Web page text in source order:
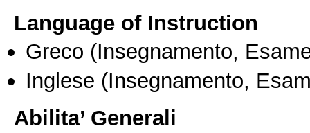
Language of Instruction
Greco (Insegnamento,
Inglese (Insegnamento,
Abilita’ Generali